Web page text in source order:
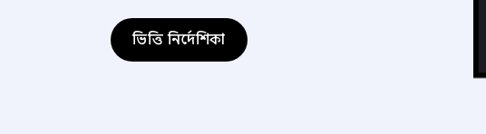
ভিত্তি নির্দেশিকা